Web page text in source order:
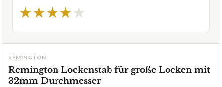
★★★★★
REMINGTON
Remington Lockenstab für große Locken mit
32mm Durchmesser